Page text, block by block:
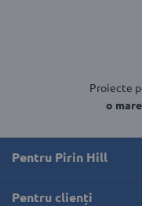
Proiecte
o
Pentru Pirin Hill
Pentru clienți